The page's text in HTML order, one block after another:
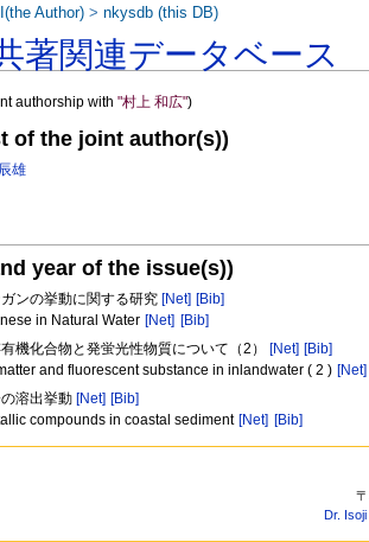
著関連データベース
authorship with"村上 和広")
of the joint author(s))
雄
year of the issue(s))
ンの挙動に関する研究 [Net] [Bib]
in Natural Water [Net] [Bib]
機化合物と発蛍光性物質について（2） [Net] [Bib]
and fluorescent substance in inlandwater ( 2 ) [Net]
溶出挙動 [Net] [Bib]
compounds in coastal sediment [Net] [Bib]
Author) >nkysdb (this DB)
Dr. Isoji